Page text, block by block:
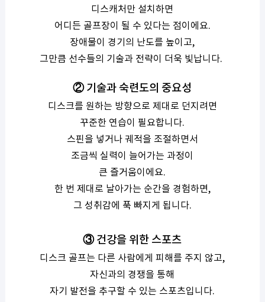
디스캐처만 설치하면
어디든 골프장이 될 수 있다는 점이에요.
장애물이 경기의 난도를 높이고,
그만큼 선수들의 기술과 전략이 더욱 빛납니다.
② 기술과 숙련도의 중요성
디스크를 원하는 방향으로 제대로 던지려면
꾸준한 연습이 필요합니다.
스핀을 넣거나 궤적을 조절하면서
조금씩 실력이 늘어가는 과정이
큰 즐거움이에요.
한 번 제대로 날아가는 순간을 경험하면,
그 성취감에 푹 빠지게 됩니다.
③ 건강을 위한 스포츠
디스크 골프는 다른 사람에게 피해를 주지 않고,
자신과의 경쟁을 통해
자기 발전을 추구할 수 있는 스포츠입니다.